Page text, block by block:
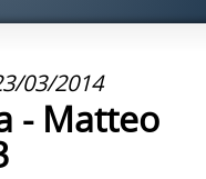
03/2014
- Matteo